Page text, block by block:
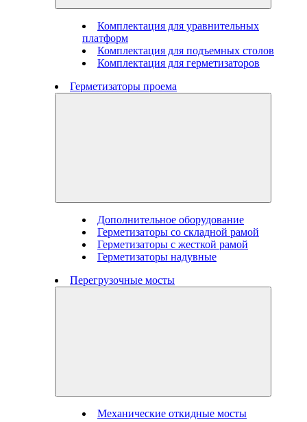
Комплектация для уравнительных
платформ
Комплектация для подъемных столов
Комплектация для герметизаторов
Герметизаторы проема
Дополнительное оборудование
Герметизаторы со складной рамой
Герметизаторы с жесткой рамой
Герметизаторы надувные
Перегрузочные мосты
Механические откидные мосты